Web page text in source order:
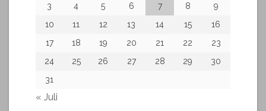
3
4 5 6 7 8
9
10
11 12 13 14 15
16
17
18 19 20 21 22
23
24
25 26 27 28 29
30
31
« Juli